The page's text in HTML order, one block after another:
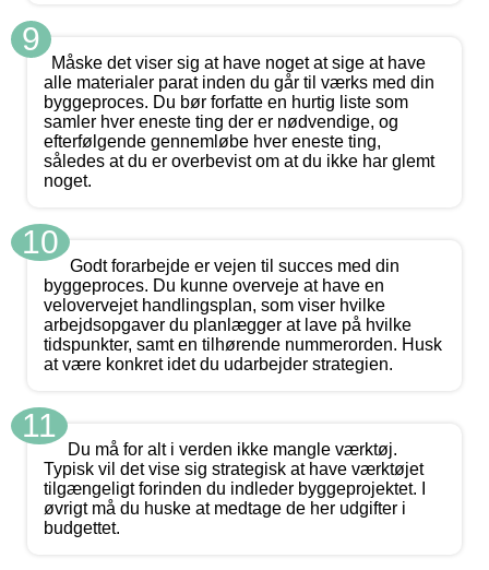
9
Måske det viser sig at have noget at sige at have
alle materialer parat inden du går til værks med din
byggeproces. Du bør forfatte en hurtig liste som
samler hver eneste ting der er nødvendige, og
efterfølgende gennemløbe hver eneste ting,
således at du er overbevist om at du ikke har glemt
noget.
10
Godt forarbejde er vejen til succes med din
byggeproces. Du kunne overveje at have en
velovervejet handlingsplan, som viser hvilke
arbejdsopgaver du planlægger at lave på hvilke
tidspunkter, samt en tilhørende nummerorden. Husk
at være konkret idet du udarbejder strategien.
11
Du må for alt i verden ikke mangle værktøj.
Typisk vil det vise sig strategisk at have værktøjet
tilgængeligt forinden du indleder byggeprojektet. I
øvrigt må du huske at medtage de her udgifter i
budgettet.